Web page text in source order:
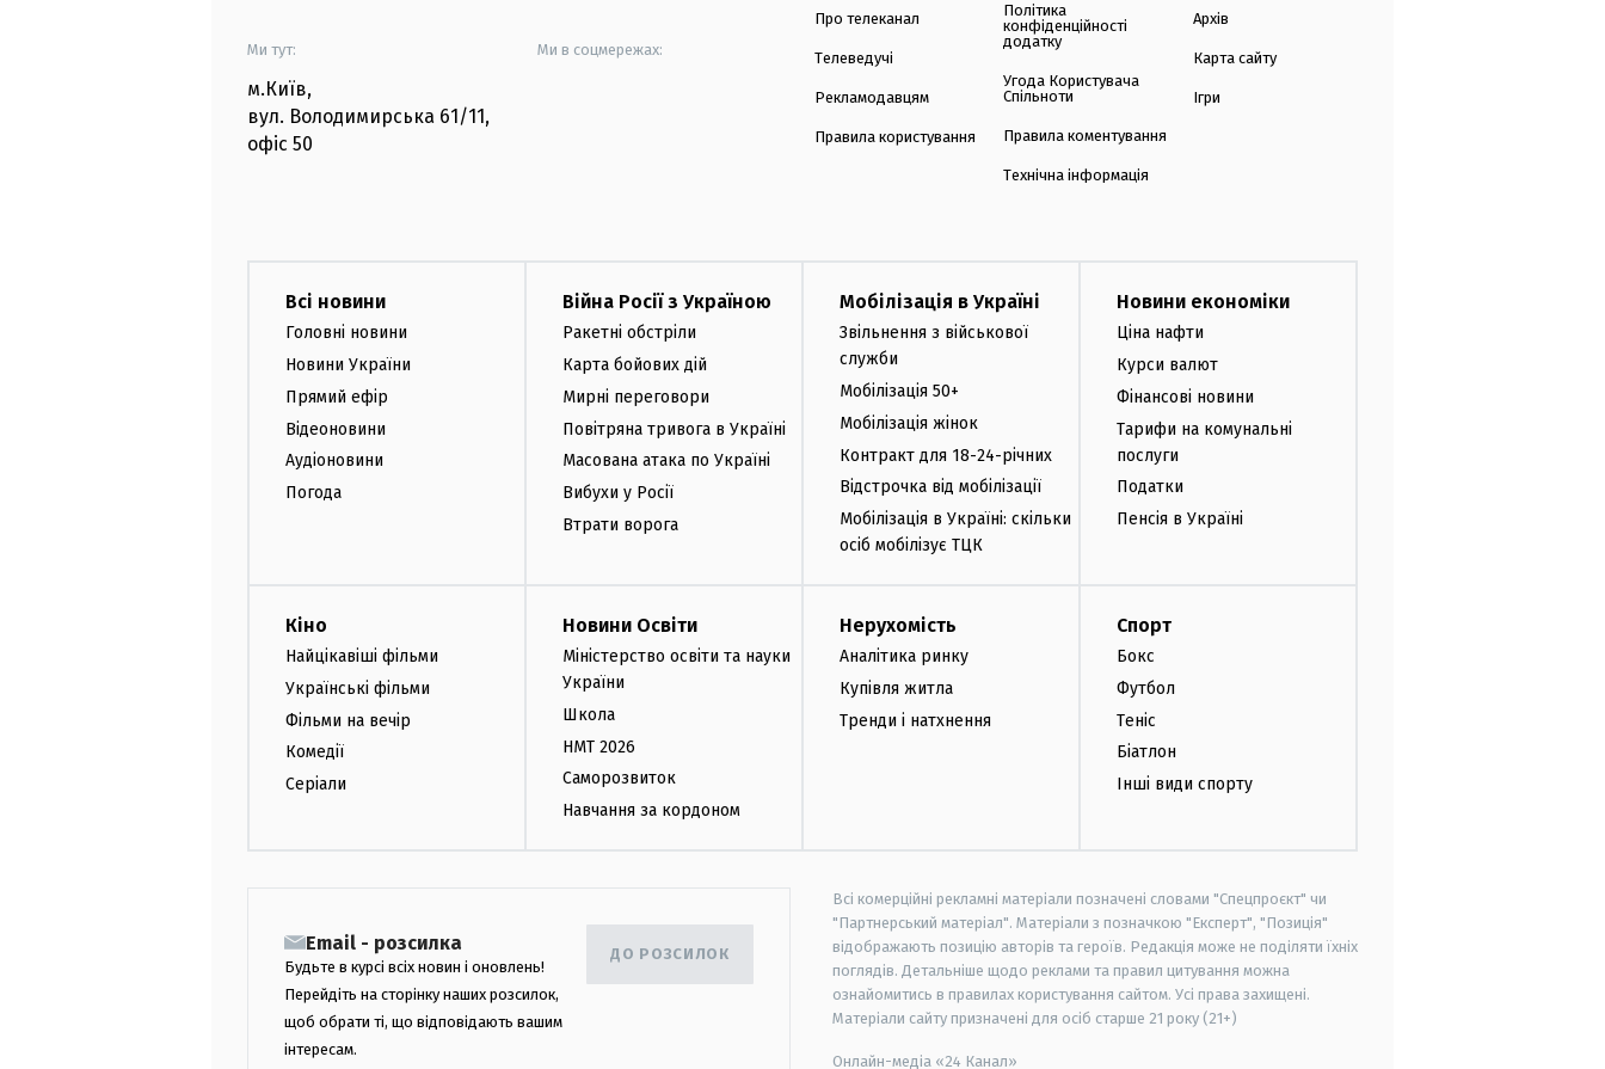
Ми тут:
м.Київ,
вул. Володимирська 61/11,
офіс 50
Ми в соцмережах:
Про телеканал
Телеведучі
Рекламодавцям
Правила користування
Політика
конфіденційності
додатку
Угода Користувача
Спільноти
Правила коментування
Технічна інформація
Архів
Карта сайту
Ігри
Всі новини
Головні новини
Новини України
Прямий ефір
Відеоновини
Аудіоновини
Погода
Війна Росії з Україною
Ракетні обстріли
Карта бойових дій
Мирні переговори
Повітряна тривога в Україні
Масована атака по Україні
Вибухи у Росії
Втрати ворога
Мобілізація в Україні
Звільнення з військової
служби
Мобілізація 50+
Мобілізація жінок
Контракт для 18-24-річних
Відстрочка від мобілізації
Мобілізація в Україні: скільки
осіб мобілізує ТЦК
Новини економіки
Ціна нафти
Курси валют
Фінансові новини
Тарифи на комунальні
послуги
Податки
Пенсія в Україні
Кіно
Найцікавіші фільми
Українські фільми
Фільми на вечір
Комедії
Серіали
Новини Освіти
Міністерство освіти та науки
України
Школа
НМТ 2026
Саморозвиток
Навчання за кордоном
Нерухомість
Аналітика ринку
Купівля житла
Тренди і натхнення
Спорт
Бокс
Футбол
Теніс
Біатлон
Інші види спорту
Email - розсилка
Будьте в курсі всіх новин і оновлень!
Перейдіть на сторінку наших розсилок,
щоб обрати ті, що відповідають вашим
інтересам.
ДО РОЗСИЛОК
Всі комерційні рекламні матеріали позначені словами "Спецпроєкт" чи
"Партнерський матеріал". Матеріали з позначкою "Експерт", "Позиція"
відображають позицію авторів та героїв. Редакція може не поділяти їхніх
поглядів. Детальніше щодо реклами та правил цитування можна
ознайомитись в правилах користування сайтом. Усі права захищені.
Матеріали сайту призначені для осіб старше 21 року (21+)
Онлайн-медіа «24 Канал»